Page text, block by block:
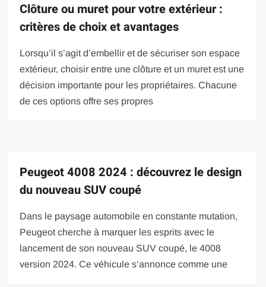
Clôture ou muret pour votre extérieur :
critères de choix et avantages
Lorsqu’il s’agit d’embellir et de sécuriser son espace
extérieur, choisir entre une clôture et un muret est une
décision importante pour les propriétaires. Chacune
de ces options offre ses propres
Peugeot 4008 2024 : découvrez le design
du nouveau SUV coupé
Dans le paysage automobile en constante mutation,
Peugeot cherche à marquer les esprits avec le
lancement de son nouveau SUV coupé, le 4008
version 2024. Ce véhicule s’annonce comme une